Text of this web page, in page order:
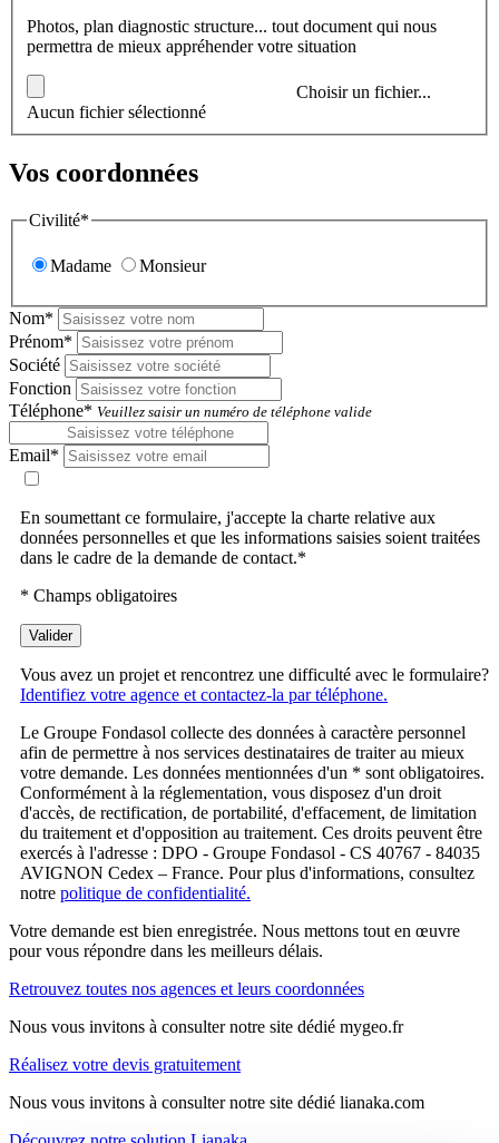
Photos, plan diagnostic structure... tout document qui nous
permettra de mieux appréhender votre situation
Choisir un fichier...
Aucun fichier sélectionné
Vos coordonnées
Civilité*
Madame Monsieur
Nom*
Prénom*
Société
Fonction
Téléphone* Veuillez saisir un numéro de téléphone valide
Email*
En soumettant ce formulaire, j'accepte la charte relative aux
données personnelles et que les informations saisies soient traitées
dans le cadre de la demande de contact.*
* Champs obligatoires
Valider
Vous avez un projet et rencontrez une difficulté avec le formulaire?
Identifiez votre agence et contactez-la par téléphone.
Le Groupe Fondasol collecte des données à caractère personnel
afin de permettre à nos services destinataires de traiter au mieux
votre demande. Les données mentionnées d'un * sont obligatoires.
Conformément à la réglementation, vous disposez d'un droit
d'accès, de rectification, de portabilité, d'effacement, de limitation
du traitement et d'opposition au traitement. Ces droits peuvent être
exercés à l'adresse : DPO - Groupe Fondasol - CS 40767 - 84035
AVIGNON Cedex – France. Pour plus d'informations, consultez
notre politique de confidentialité.
Votre demande est bien enregistrée. Nous mettons tout en œuvre
pour vous répondre dans les meilleurs délais.
Retrouvez toutes nos agences et leurs coordonnées
Nous vous invitons à consulter notre site dédié mygeo.fr
Réalisez votre devis gratuitement
Nous vous invitons à consulter notre site dédié lianaka.com